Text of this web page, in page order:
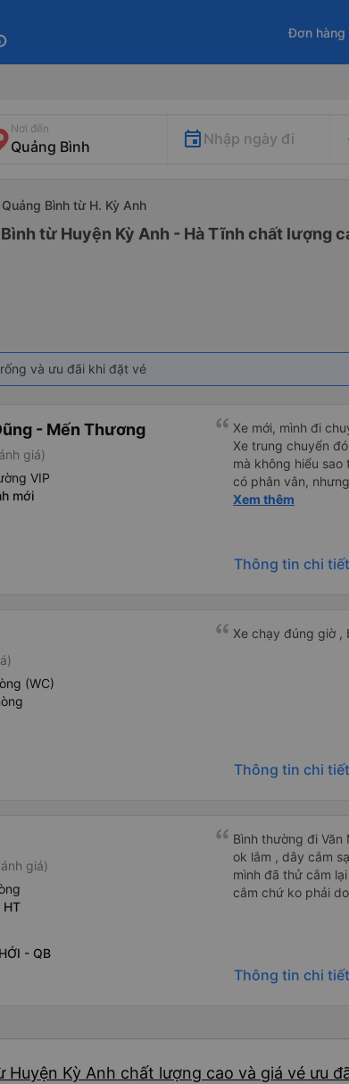
Đơn hàng
Nơi đến
Nhập ngày đi
Bình từ H. Kỳ Anh
từ Huyện Kỳ Anh - Hà Tĩnh chất lượng
và ưu đãi khi đặt vé
- Mến Thương
giá)
VIP
mới
Xe mới, mình đi
Xe trung chuyển
mà không hiểu
có phân vân,
viên đều thân thiện, nhiệt tình. Nhắn
nhẹ rồi :) Xe mới,
nhiều đánh giá
Xem thêm
Thông tin chi tiết
(WC)
Xe chạy đúng giờ ,
Thông tin chi tiết
giá)
HT
- QB
Bình thường đi Văn
ok lắm , dây cắm
mình đã thử cắm
cắm chứ ko phải
Thông tin chi tiết
Kỳ Anh chất lượng cao và giá vé ưu